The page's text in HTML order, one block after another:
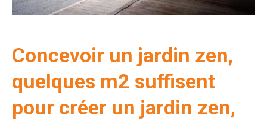
Concevoir un jardin zen,
quelques m2 suffisent
pour créer un jardin zen,